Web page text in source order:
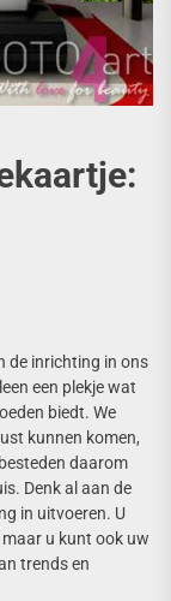
de inrichting in ons
een plekje wat
biedt. We
kunnen komen,
daarom
Denk al aan de
in uitvoeren. U
u kunt ook uw
trends en